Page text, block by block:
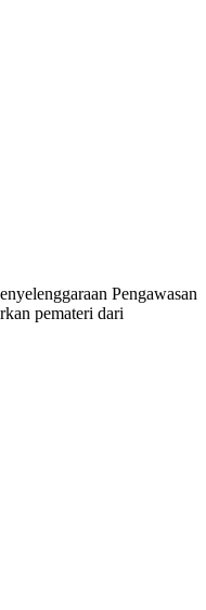
Pengawasan
pemateri dari